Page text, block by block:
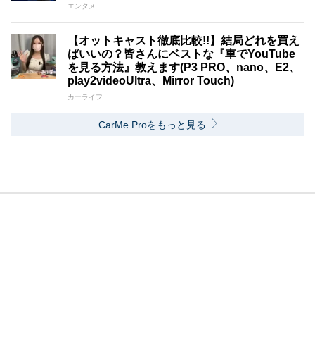
エンタメ
【オットキャスト徹底比較!!】結局どれを買え
ばいいの？皆さんにベストな『車でYouTube
を見る方法』教えます(P3 PRO、nano、E2、
play2videoUltra、Mirror Touch)
カーライフ
CarMe Proをもっと見る